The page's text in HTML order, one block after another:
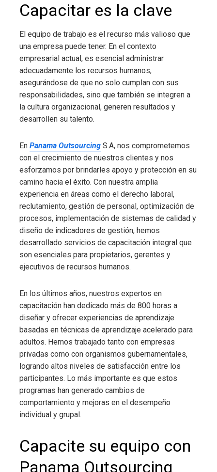
Capacitar es la clave
El equipo de trabajo es el recurso más valioso que
una empresa puede tener. En el contexto
empresarial actual, es esencial administrar
adecuadamente los recursos humanos,
asegurándose de que no solo cumplan con sus
responsabilidades, sino que también se integren a
la cultura organizacional, generen resultados y
desarrollen su talento.
En Panama Outsourcing S.A, nos comprometemos
con el crecimiento de nuestros clientes y nos
esforzamos por brindarles apoyo y protección en su
camino hacia el éxito. Con nuestra amplia
experiencia en áreas como el derecho laboral,
reclutamiento, gestión de personal, optimización de
procesos, implementación de sistemas de calidad y
diseño de indicadores de gestión, hemos
desarrollado servicios de capacitación integral que
son esenciales para propietarios, gerentes y
ejecutivos de recursos humanos.
En los últimos años, nuestros expertos en
capacitación han dedicado más de 800 horas a
diseñar y ofrecer experiencias de aprendizaje
basadas en técnicas de aprendizaje acelerado para
adultos. Hemos trabajado tanto con empresas
privadas como con organismos gubernamentales,
logrando altos niveles de satisfacción entre los
participantes. Lo más importante es que estos
programas han generado cambios de
comportamiento y mejoras en el desempeño
individual y grupal.
Capacite su equipo con
Panama Outsourcing